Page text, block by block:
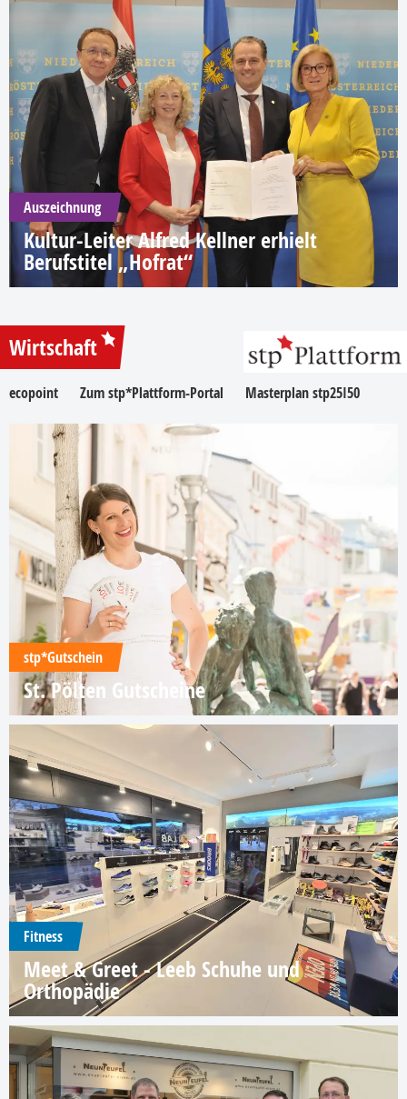
Auszeichnung
Kultur-Leiter Alfred Kellner erhielt
Berufstitel „Hofrat“
Wirtschaft
ecopoint Zum stp*Plattform-Portal Masterplan stp25I50
stp*Gutschein
St. Pölten Gutscheine
Fitness
Meet & Greet - Leeb Schuhe und
Orthopädie